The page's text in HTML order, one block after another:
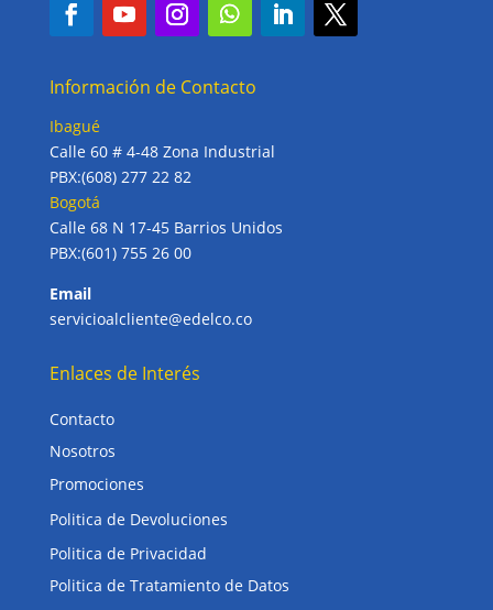
Información de Contacto
Ibagué
Calle 60 # 4-48 Zona Industrial
PBX:(608) 277 22 82
Bogotá
Calle 68 N 17-45 Barrios Unidos
PBX:(601) 755 26 00
Email
servicioalcliente@edelco.co
Enlaces de Interés
Contacto
Nosotros
Promociones
Politica de Devoluciones
Politica de Privacidad
Politica de Tratamiento de Datos